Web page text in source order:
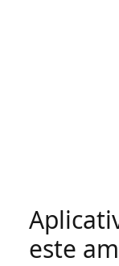
este